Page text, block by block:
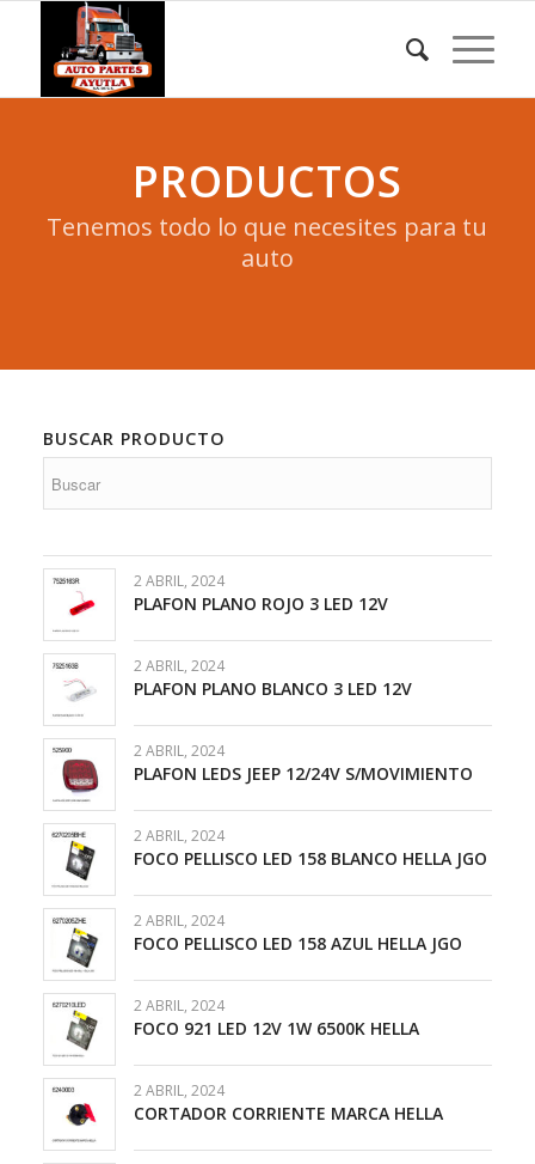
PRODUCTOS
Tenemos todo lo que necesites para tu
auto
BUSCAR PRODUCTO
2 ABRIL, 2024
PLAFON PLANO ROJO 3 LED 12V
2 ABRIL, 2024
PLAFON PLANO BLANCO 3 LED 12V
2 ABRIL, 2024
PLAFON LEDS JEEP 12/24V S/MOVIMIENTO
2 ABRIL, 2024
FOCO PELLISCO LED 158 BLANCO HELLA JGO
2 ABRIL, 2024
FOCO PELLISCO LED 158 AZUL HELLA JGO
2 ABRIL, 2024
FOCO 921 LED 12V 1W 6500K HELLA
2 ABRIL, 2024
CORTADOR CORRIENTE MARCA HELLA